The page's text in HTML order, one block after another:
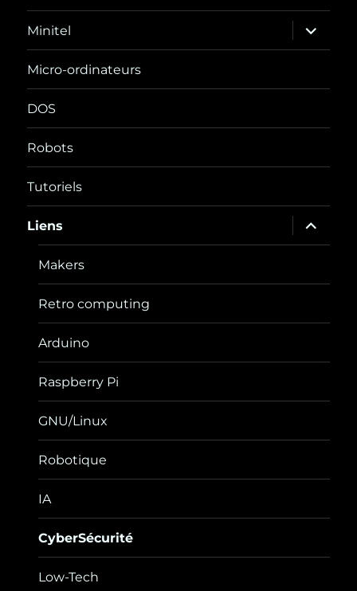
Minitel
ouvrir
le
sous-
Micro-ordinateurs
DOS
Robots
Tutoriels
Liens
ouvrir
le
sous-
Makers
Retro computing
Arduino
Raspberry Pi
GNU/Linux
Robotique
IA
CyberSécurité
Low-Tech